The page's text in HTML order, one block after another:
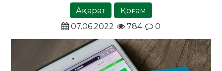
Ақпарат
Қоғам
07.06.2022
784 0